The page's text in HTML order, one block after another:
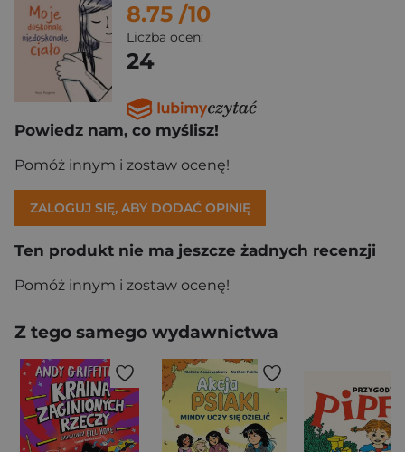
8.75 /10
Liczba ocen:
24
Powiedz nam, co myślisz!
Pomóż innym i zostaw ocenę!
ZALOGUJ SIĘ, ABY DODAĆ OPINIĘ
Ten produkt nie ma jeszcze żadnych recenzji
Pomóż innym i zostaw ocenę!
Z tego samego wydawnictwa